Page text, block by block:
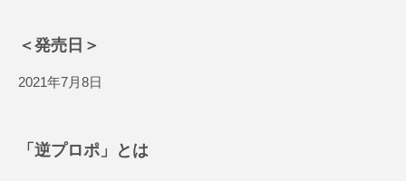
＜発売日＞
2021年7月8日
「逆プロポ」とは